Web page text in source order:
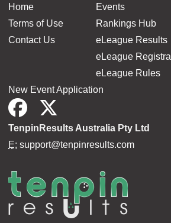
Home
Terms of Use
Contact Us
Events
Rankings Hub
eLeague Results
eLeague
eLeague Rules
New Event Application
TenpinResults Australia Pty Ltd
E: support@tenpinresults.com